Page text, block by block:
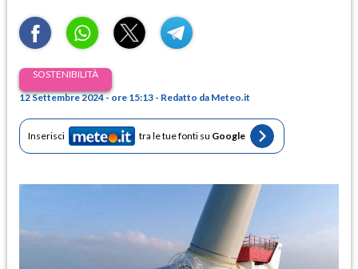
SOSTENIBILITÀ
12 Settembre 2024 - ore 15:13 - Redatto da Meteo.it
Inserisci tra le tue fonti su Google